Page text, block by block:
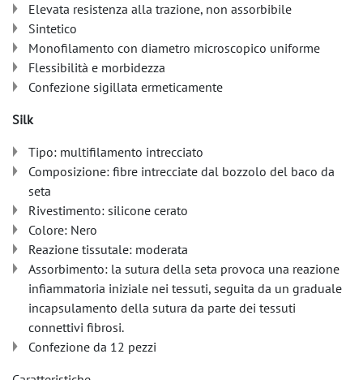
Elevata resistenza alla trazione, non assorbibile
Sintetico
Monofilamento con diametro microscopico uniforme
Flessibilità e morbidezza
Confezione sigillata ermeticamente
Silk
Tipo: multifilamento intrecciato
Composizione: fibre intrecciate dal bozzolo del baco da
seta
Rivestimento: silicone cerato
Colore: Nero
Reazione tissutale: moderata
Assorbimento: la sutura della seta provoca una reazione
infiammatoria iniziale nei tessuti, seguita da un graduale
incapsulamento della sutura da parte dei tessuti
connettivi fibrosi.
Confezione da 12 pezzi